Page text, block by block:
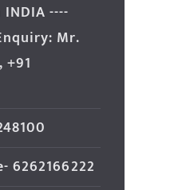
----
Mr.
6262166222